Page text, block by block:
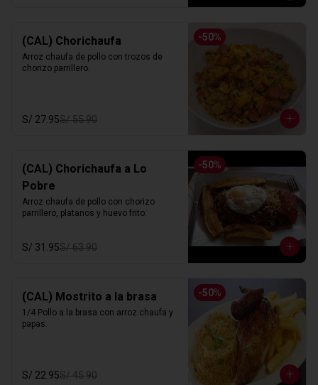
-50%
(CAL) Chorichaufa
Arroz chaufa de pollo con trozos de
chorizo parrillero.
S/ 27.95S/ 55.90
-50%
(CAL) Chorichaufa a Lo
Pobre
Arroz chaufa de pollo con chorizo
parrillero, platanos y huevo frito.
S/ 31.95S/ 63.90
-50%
(CAL) Mostrito a la brasa
1/4 Pollo a la brasa con arroz chaufa y
papas.
S/ 22.95S/ 45.90